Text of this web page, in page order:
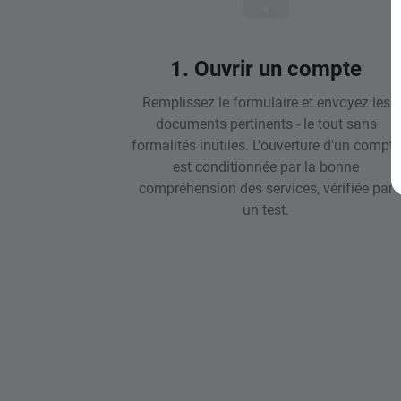
1. Ouvrir un compte
Remplissez le formulaire et envoyez les
documents pertinents - le tout sans
formalités inutiles. L'ouverture d'un compte
est conditionnée par la bonne
compréhension des services, vérifiée par
un test.